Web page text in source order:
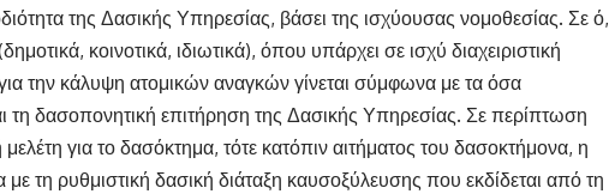
της Δασικής Υπηρεσίας, βάσει της ισχύουσας νομοθεσίας. Σε ό,
κοινοτικά, ιδιωτικά), όπου υπάρχει σε ισχύ διαχειριστική
για την κάλυψη ατομικών αναγκών γίνεται σύμφωνα με τα όσα
τη δασοπονητική επιτήρηση της Δασικής Υπηρεσίας. Σε περίπτωση
για το δασόκτημα, τότε κατόπιν αιτήματος του δασοκτήμονα, η
τη ρυθμιστική δασική διάταξη καυσοξύλευσης που εκδίδεται από τη